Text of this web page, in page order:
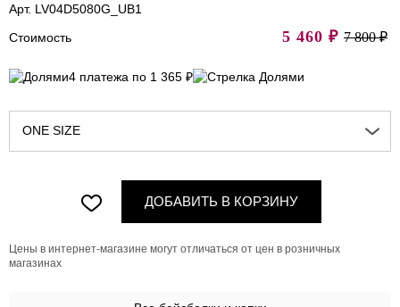
Арт. LV04D5080G_UB1
Стоимость
5 460 ₽ 7 800 ₽
4 платежа по 1 365 ₽
ONE SIZE
ДОБАВИТЬ В КОРЗИНУ
Цены в интернет-магазине могут отличаться от цен в розничных
магазинах